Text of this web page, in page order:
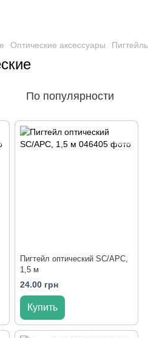
Оптические аксессуары
По популярности
Пигтейл оптический SC/APC,
1,5 м
24.00 грн
Купить